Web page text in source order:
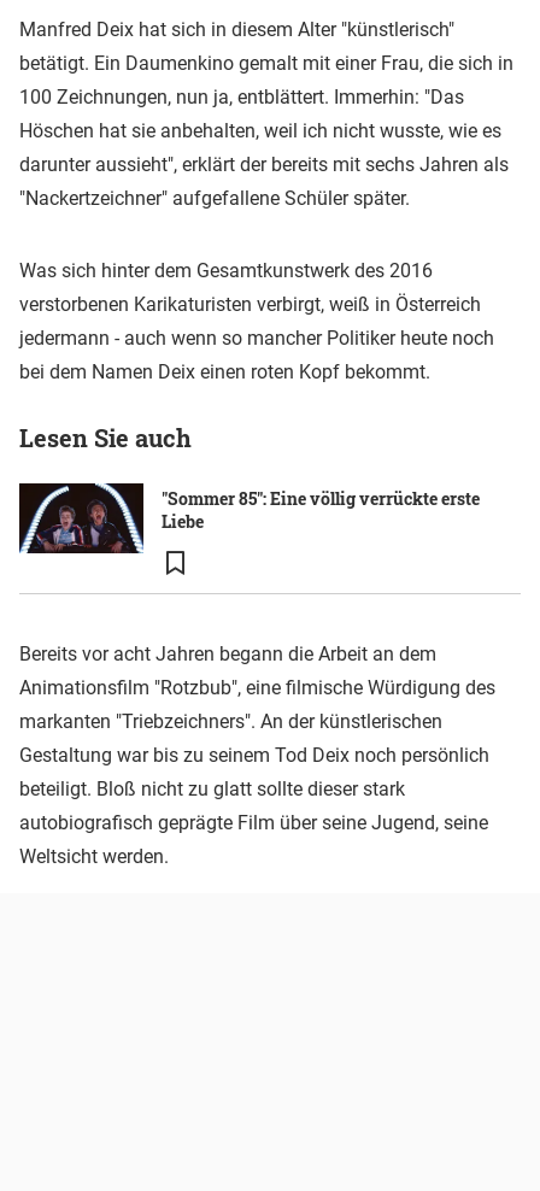
Manfred Deix hat sich in diesem Alter "künstlerisch"
betätigt. Ein Daumenkino gemalt mit einer Frau, die sich in
100 Zeichnungen, nun ja, entblättert. Immerhin: "Das
Höschen hat sie anbehalten, weil ich nicht wusste, wie es
darunter aussieht", erklärt der bereits mit sechs Jahren als
"Nackertzeichner" aufgefallene Schüler später.
Was sich hinter dem Gesamtkunstwerk des 2016
verstorbenen Karikaturisten verbirgt, weiß in Österreich
jedermann - auch wenn so mancher Politiker heute noch
bei dem Namen Deix einen roten Kopf bekommt.
Lesen Sie auch
"Sommer 85": Eine völlig verrückte erste
Liebe
Bereits vor acht Jahren begann die Arbeit an dem
Animationsfilm "Rotzbub", eine filmische Würdigung des
markanten "Triebzeichners". An der künstlerischen
Gestaltung war bis zu seinem Tod Deix noch persönlich
beteiligt. Bloß nicht zu glatt sollte dieser stark
autobiografisch geprägte Film über seine Jugend, seine
Weltsicht werden.